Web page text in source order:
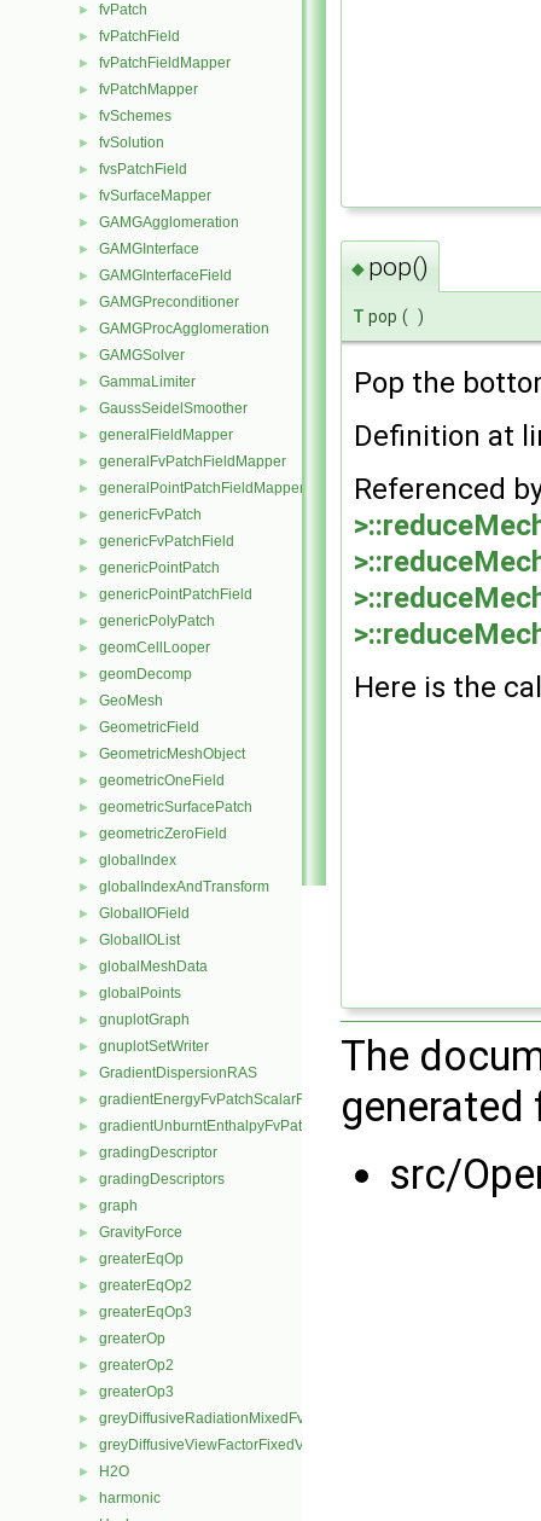
► fvPatch
► fvPatchField
► fvPatchFieldMapper
► fvPatchMapper
► fvSchemes
► fvSolution
► fvsPatchField
► fvSurfaceMapper
► GAMGAgglomeration
► GAMGInterface
► GAMGInterfaceField
► GAMGPreconditioner
► GAMGProcAgglomeration
► GAMGSolver
► GammaLimiter
► GaussSeidelSmoother
► generalFieldMapper
► generalFvPatchFieldMapper
► generalPointPatchFieldMapper
► genericFvPatch
► genericFvPatchField
► genericPointPatch
► genericPointPatchField
► genericPolyPatch
► geomCellLooper
► geomDecomp
► GeoMesh
► GeometricField
► GeometricMeshObject
► geometricOneField
► geometricSurfacePatch
► geometricZeroField
► globalIndex
► globalIndexAndTransform
► GlobalIOField
► GlobalIOList
► globalMeshData
► globalPoints
► gnuplotGraph
► gnuplotSetWriter
► GradientDispersionRAS
► gradientEnergyFvPatchScalarField
► gradientUnburntEnthalpyFvPatchScalarField
► gradingDescriptor
► gradingDescriptors
► graph
► GravityForce
► greaterEqOp
► greaterEqOp2
► greaterEqOp3
► greaterOp
► greaterOp2
► greaterOp3
► greyDiffusiveRadiationMixedFvPatchScalarField
► greyDiffusiveViewFactorFixedValueFvPatchScalarField
► H2O
► harmonic
◆ pop()
T pop ( )
Pop the
Definition at
Referenced
Here is the
The
src/